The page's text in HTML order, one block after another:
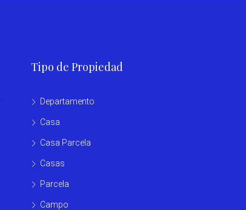
Tipo de Propiedad
Departamento
Casa
Casa Parcela
Casas
Parcela
Campo